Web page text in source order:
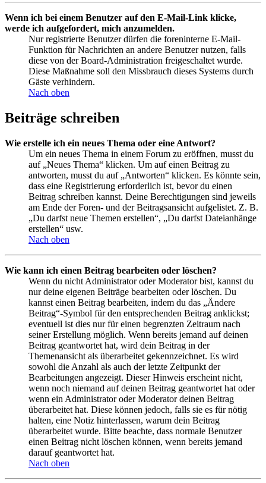
Wenn ich bei einem Benutzer auf den E-Mail-Link klicke,
werde ich aufgefordert, mich anzumelden.
Nur registrierte Benutzer dürfen die foreninterne E-Mail-
Funktion für Nachrichten an andere Benutzer nutzen, falls
diese von der Board-Administration freigeschaltet wurde.
Diese Maßnahme soll den Missbrauch dieses Systems durch
Gäste verhindern.
Nach oben
Beiträge schreiben
Wie erstelle ich ein neues Thema oder eine Antwort?
Um ein neues Thema in einem Forum zu eröffnen, musst du
auf „Neues Thema“ klicken. Um auf einen Beitrag zu
antworten, musst du auf „Antworten“ klicken. Es könnte sein,
dass eine Registrierung erforderlich ist, bevor du einen
Beitrag schreiben kannst. Deine Berechtigungen sind jeweils
am Ende der Foren- und der Beitragsansicht aufgelistet. Z. B.
„Du darfst neue Themen erstellen“, „Du darfst Dateianhänge
erstellen“ usw.
Nach oben
Wie kann ich einen Beitrag bearbeiten oder löschen?
Wenn du nicht Administrator oder Moderator bist, kannst du
nur deine eigenen Beiträge bearbeiten oder löschen. Du
kannst einen Beitrag bearbeiten, indem du das „Ändere
Beitrag“-Symbol für den entsprechenden Beitrag anklickst;
eventuell ist dies nur für einen begrenzten Zeitraum nach
seiner Erstellung möglich. Wenn bereits jemand auf deinen
Beitrag geantwortet hat, wird dein Beitrag in der
Themenansicht als überarbeitet gekennzeichnet. Es wird
sowohl die Anzahl als auch der letzte Zeitpunkt der
Bearbeitungen angezeigt. Dieser Hinweis erscheint nicht,
wenn noch niemand auf deinen Beitrag geantwortet hat oder
wenn ein Administrator oder Moderator deinen Beitrag
überarbeitet hat. Diese können jedoch, falls sie es für nötig
halten, eine Notiz hinterlassen, warum dein Beitrag
überarbeitet wurde. Bitte beachte, dass normale Benutzer
einen Beitrag nicht löschen können, wenn bereits jemand
darauf geantwortet hat.
Nach oben